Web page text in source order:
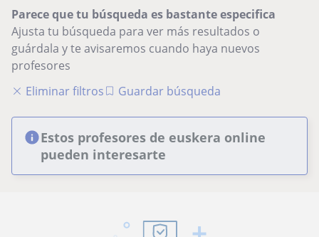
Parece que tu búsqueda es bastante especifica
Ajusta tu búsqueda para ver más resultados o
guárdala y te avisaremos cuando haya nuevos
profesores
Eliminar filtros
Guardar búsqueda
Estos profesores de euskera online
pueden interesarte